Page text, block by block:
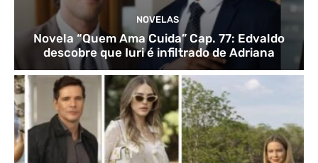
NOVELAS
Novela “Quem Ama Cuida” Cap. 77: Edvaldo
descobre que Iuri é infiltrado de Adriana